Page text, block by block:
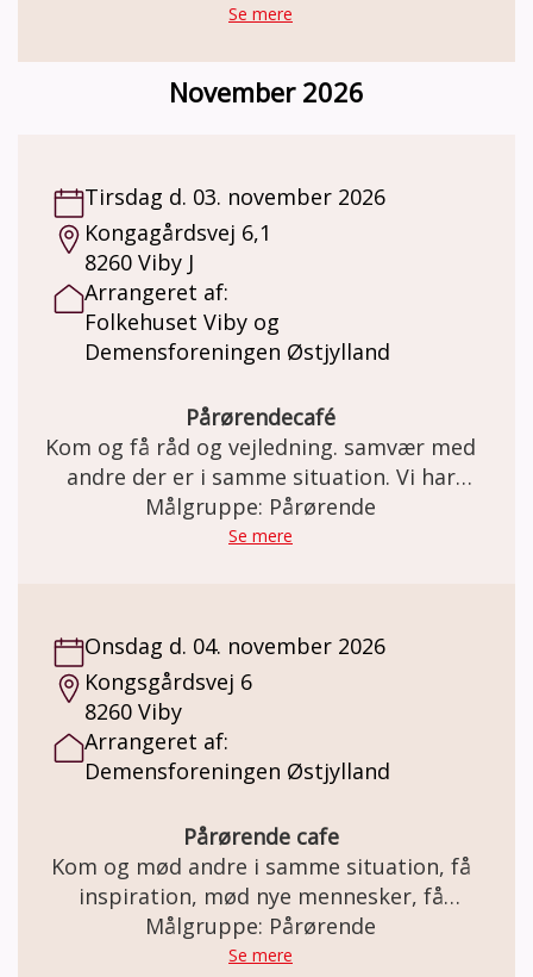
Se mere
November 2026
Tirsdag d. 03. november 2026
Kongagårdsvej 6,1
8260 Viby J
Arrangeret af:
Folkehuset Viby og
Demensforeningen Østjylland
Pårørendecafé
Kom og få råd og vejledning. samvær med
andre der er i samme situation. Vi har
kaffe/te med en bolle til.
Målgruppe: Pårørende
Se mere
Onsdag d. 04. november 2026
Kongsgårdsvej 6
8260 Viby
Arrangeret af:
Demensforeningen Østjylland
Pårørende cafe
Kom og mød andre i samme situation, få
inspiration, mød nye mennesker, få
rådgivning.
Målgruppe: Pårørende
Se mere